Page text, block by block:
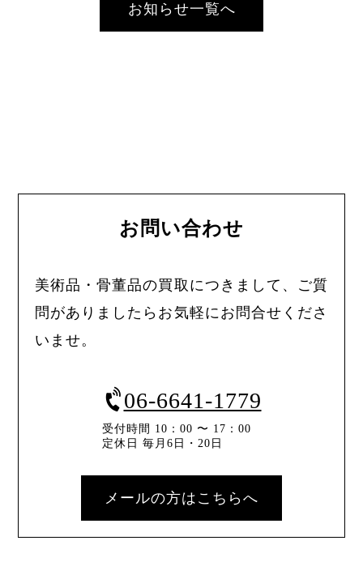
お知らせ一覧へ
お問い合わせ
美術品・骨董品の買取につきまして、ご質
問がありましたらお気軽にお問合せくださ
いませ。
06-6641-1779
受付時間 10：00 〜 17：00
定休日 毎月6日・20日
メールの方はこちらへ